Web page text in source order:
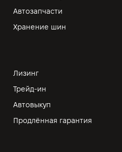
Автозапчасти
Хранение шин
Лизинг
Трейд-ин
Автовыкуп
Продлённая гарантия